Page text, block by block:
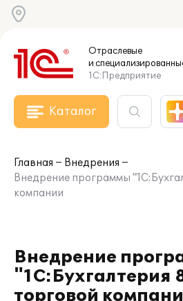
Отраслевые
и
1С:Предприятие
Каталог
Главная
Внедрения
Внедрение программы
компании
Внедрение
"1С:Бухгалтерия
торговой